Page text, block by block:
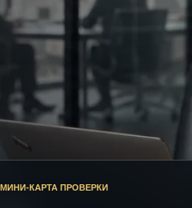
МИНИ-КАРТА ПРОВЕРКИ